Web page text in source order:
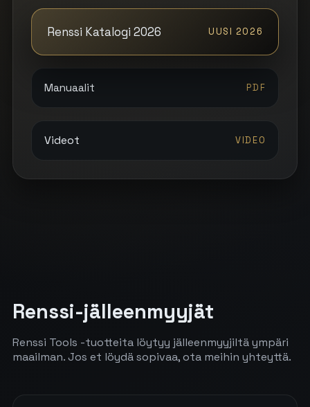
Renssi Katalogi 2026 UUSI 2026
Manuaalit PDF
Videot VIDEO
Renssi-jälleenmyyjät
Renssi Tools -tuotteita löytyy jälleenmyyjiltä ympäri
maailman. Jos et löydä sopivaa, ota meihin yhteyttä.